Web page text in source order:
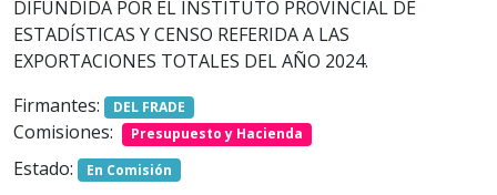
DIFUNDIDA POR EL INSTITUTO PROVINCIAL DE
ESTADÍSTICAS Y CENSO REFERIDA A LAS
EXPORTACIONES TOTALES DEL AÑO 2024.
Firmantes:
DEL FRADE
Comisiones: Presupuesto y Hacienda
Estado: En Comisión